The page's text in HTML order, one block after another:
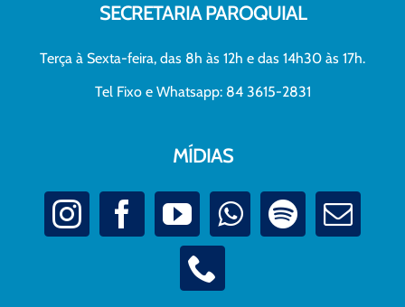
SECRETARIA PAROQUIAL
Terça à Sexta-feira, das 8h às 12h e das 14h30 às 17h.
Tel Fixo e Whatsapp: 84 3615-2831
MÍDIAS